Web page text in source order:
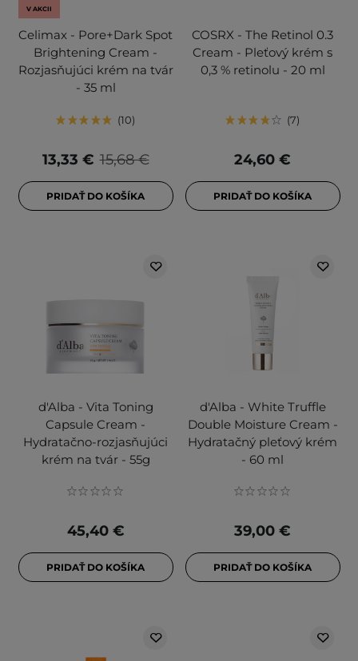
V AKCII
Celimax - Pore+Dark Spot
Brightening Cream -
Rozjasňujúci krém na tvár
- 35 ml
10
15,68 €
13,33 €
PRIDAŤ DO KOŠÍKA
COSRX - The Retinol 0.3
Cream - Pleťový krém s
0,3 % retinolu - 20 ml
7
24,60 €
PRIDAŤ DO KOŠÍKA
d'Alba - Vita Toning
Capsule Cream -
Hydratačno-rozjasňujúci
krém na tvár - 55g
45,40 €
PRIDAŤ DO KOŠÍKA
d'Alba - White Truffle
Double Moisture Cream -
Hydratačný pleťový krém
- 60 ml
39,00 €
PRIDAŤ DO KOŠÍKA